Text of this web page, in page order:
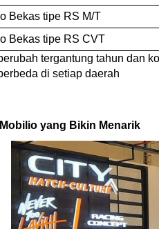
Bekas tipe RS M/T
Bekas tipe RS CVT
tergantung tahun dan
di setiap daerah
yang Bikin Menarik